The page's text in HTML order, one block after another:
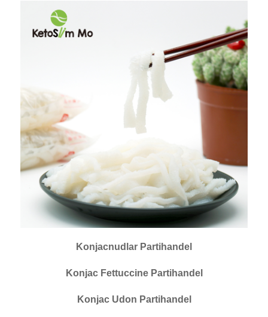
Konjacnudlar Partihandel
Konjac Fettuccine Partihandel
Konjac Udon Partihandel